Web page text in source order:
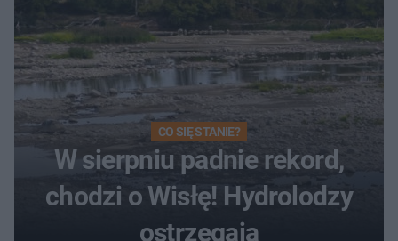
CO SIĘ STANIE?
W sierpniu padnie rekord,
chodzi o Wisłę! Hydrolodzy
ostrzegają